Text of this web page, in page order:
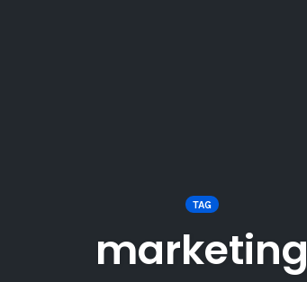
TAG
marketing